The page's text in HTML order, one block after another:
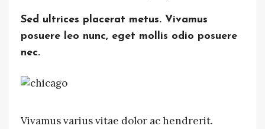
Sed ultrices placerat metus. Vivamus
posuere leo nunc, eget mollis odio posuere
nec.
Vivamus varius vitae dolor ac hendrerit.